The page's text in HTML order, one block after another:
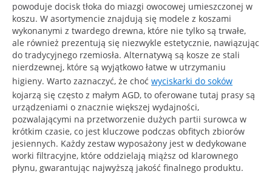
powoduje docisk tłoka do miazgi owocowej umieszczonej w
koszu. W asortymencie znajdują się modele z koszami
wykonanymi z twardego drewna, które nie tylko są trwałe,
ale również prezentują się niezwykle estetycznie, nawiązując
do tradycyjnego rzemiosła. Alternatywą są kosze ze stali
nierdzewnej, które są wyjątkowo łatwe w utrzymaniu
higieny. Warto zaznaczyć, że choć wyciskarki do soków
kojarzą się często z małym AGD, to oferowane tutaj prasy są
urządzeniami o znacznie większej wydajności,
pozwalającymi na przetworzenie dużych partii surowca w
krótkim czasie, co jest kluczowe podczas obfitych zbiorów
jesiennych. Każdy zestaw wyposażony jest w dedykowane
worki filtracyjne, które oddzielają miąższ od klarownego
płynu, gwarantując najwyższą jakość finalnego produktu.